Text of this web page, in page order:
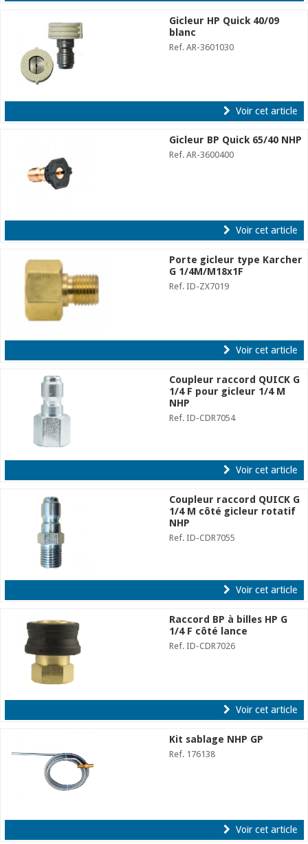
Gicleur HP Quick 40/09
blanc
Ref. AR-3601030
Voir cet article
Gicleur BP Quick 65/40 NHP
Ref. AR-3600400
Voir cet article
Porte gicleur type Karcher
G 1/4M/M18x1F
Ref. ID-ZX7019
Voir cet article
Coupleur raccord QUICK G
1/4 F pour gicleur 1/4 M
NHP
Ref. ID-CDR7054
Voir cet article
Coupleur raccord QUICK G
1/4 M côté gicleur rotatif
NHP
Ref. ID-CDR7055
Voir cet article
Raccord BP à billes HP G
1/4 F côté lance
Ref. ID-CDR7026
Voir cet article
Kit sablage NHP GP
Ref. 176138
Voir cet article